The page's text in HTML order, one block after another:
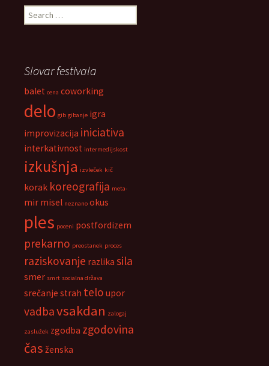
Search
for:
Slovar festivala
balet cena coworking
delo gib gibanje igra
improvizacija iniciativa
interkativnost intermedijskost
izkušnja izvleček kič
korak koreografija meta-
mir misel neznano okus
ples poceni postfordizem
prekarno preostanek proces
raziskovanje razlika sila
smer smrt socialna država
srečanje strah telo upor
vadbavsakdan zalogaj
zaslužek zgodba zgodovina
čas ženska